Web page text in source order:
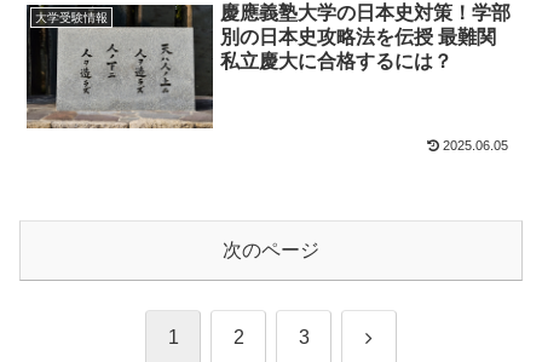
大学受験情報
慶應義塾大学の日本史対策！学部
別の日本史攻略法を伝授 最難関
私立慶大に合格するには？
2025.06.05
次のページ
1 2 3 次